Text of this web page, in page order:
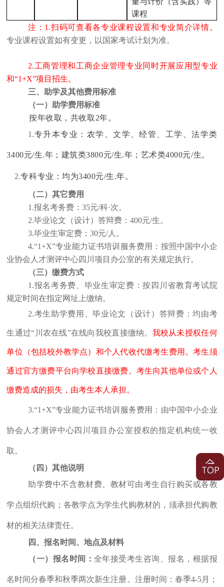
课程
注： 1.扫码可查看各专业课程设置和专业简介详情。
专业课程设置如有变更，以国家考试计划为准。
2.工商管理和工商企业管理专业同时开展应用型专业
和“1+X”项目招生。
三、助学及其他费用标准
（一）助学费用标准
按年收取，共收取2年。
1.专升本专业：农学、文学、经管、工学、法学类
3400元/生.年；建筑类3800元/生.年；艺术类4000元/生。
2.专科专业：均为3400元/生.年。
（二）其它费用
1.报名考务费：35元/科·次。
2.毕业论文（设计）答辩费：400元/生。
3.毕业生审定费：30元/人。
4.“1+X”专业能力证书培训服务费用：按照中国中小企
业协会人才测评中心四川项目办公室的有关规定执行。
（三）缴费方式
1.报名考务费、毕业生审定费：按四川省教育考试院
规定时间在指定网址上缴纳。
2.考生助学费用、毕业论文（设计）答辩费：均由考
生通过“川农在线”在线向我校直接缴纳。 我校从未授权任何
单位（包括校外教学点）和个人代收代缴考生费用。考生须
通过官方缴费平台向学校直接缴费。考生向其他单位或个人
缴费造成的损失，由考生本人承担。
3.“1+X”专业能力证书培训服务费用：由中国中小企业
协会人才测评中心四川项目办公室授权的指定机构统一收
取。
（四）其他说明
助学费中不含教材费。教材可由考生自行购买或各教
学点组织代购；各教学点为学生代购教材的，须承担代购教
材的相关法律责任。
四、报名时间、地点及材料
（一）报名时间：全年接受考生咨询、报名，根据报
名时间分春季和秋季两次新生注册。注册时间：春季4-5月；